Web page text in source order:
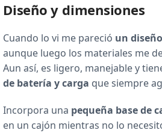
Diseño y dimensiones
Cuando lo vi me pareció un
aunque luego los materiales me
Aun así, es ligero, manejable y
de batería y carga que siempre
Incorpora una pequeña base de
en un cajón mientras no lo